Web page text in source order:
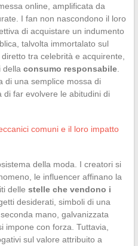
online, amplificata da
I fan non nascondono il loro
di acquistare un indumento
talvolta immortalato sul
tra celebrità e acquirente,
della consumo responsabile.
di una semplice mossa di
di far evolvere le abitudini di
comuni e il loro impatto
della moda. I creatori si
le influencer affinano la
delle stelle che vendono i
desiderati, simboli di una
mano, galvanizzata
impone con forza. Tuttavia,
sul valore attribuito a